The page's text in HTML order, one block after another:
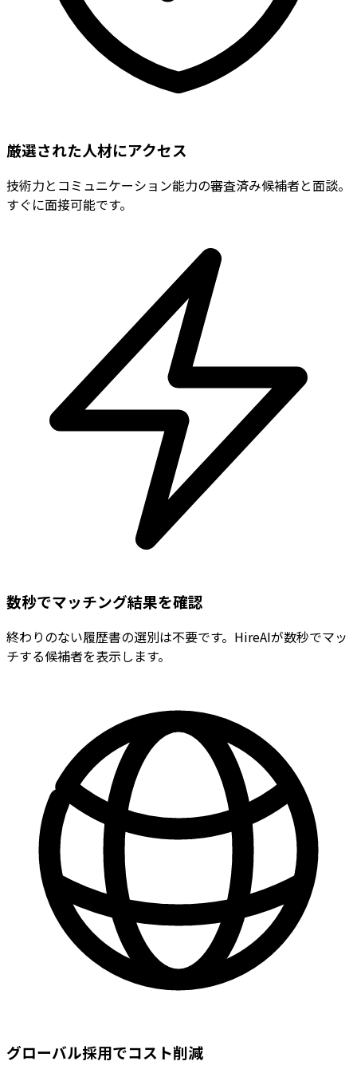
厳選された人材にアクセス
技術力とコミュニケーション能力の審査済み候補者と面談。
すぐに面接可能です。
数秒でマッチング結果を確認
終わりのない履歴書の選別は不要です。HireAIが数秒でマッ
チする候補者を表示します。
グローバル採用でコスト削減